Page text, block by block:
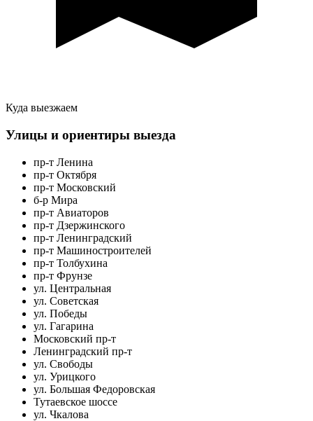
Куда выезжаем
Улицы и ориентиры выезда
пр-т Ленина
пр-т Октября
пр-т Московский
б-р Мира
пр-т Авиаторов
пр-т Дзержинского
пр-т Ленинградский
пр-т Машиностроителей
пр-т Толбухина
пр-т Фрунзе
ул. Центральная
ул. Советская
ул. Победы
ул. Гагарина
Московский пр-т
Ленинградский пр-т
ул. Свободы
ул. Урицкого
ул. Большая Федоровская
Тутаевское шоссе
ул. Чкалова